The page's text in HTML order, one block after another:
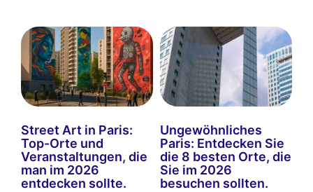
Street Art in Paris:
Top-Orte und
Veranstaltungen, die
man im 2026
entdecken sollte.
Ungewöhnliches
Paris: Entdecken Sie
die 8 besten Orte, die
Sie im 2026
besuchen sollten.